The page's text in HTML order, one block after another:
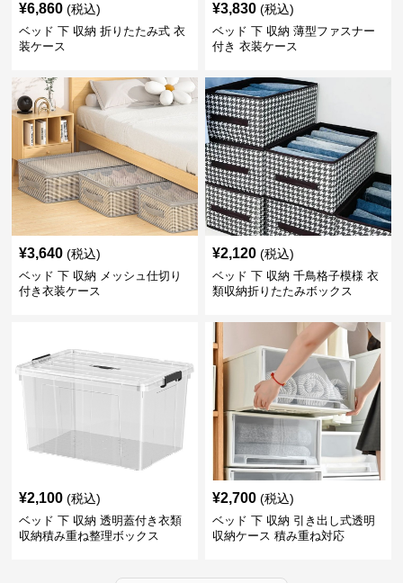
¥6,860 (税込)
ベッド 下 収納 折りたたみ式 衣
装ケース
¥3,830 (税込)
ベッド 下 収納 薄型ファスナー
付き 衣装ケース
¥3,640 (税込)
ベッド 下 収納 メッシュ仕切り
付き衣装ケース
¥2,120 (税込)
ベッド 下 収納 千鳥格子模様 衣
類収納折りたたみボックス
¥2,100 (税込)
ベッド 下 収納 透明蓋付き衣類
収納積み重ね整理ボックス
¥2,700 (税込)
ベッド 下 収納 引き出し式透明
収納ケース 積み重ね対応